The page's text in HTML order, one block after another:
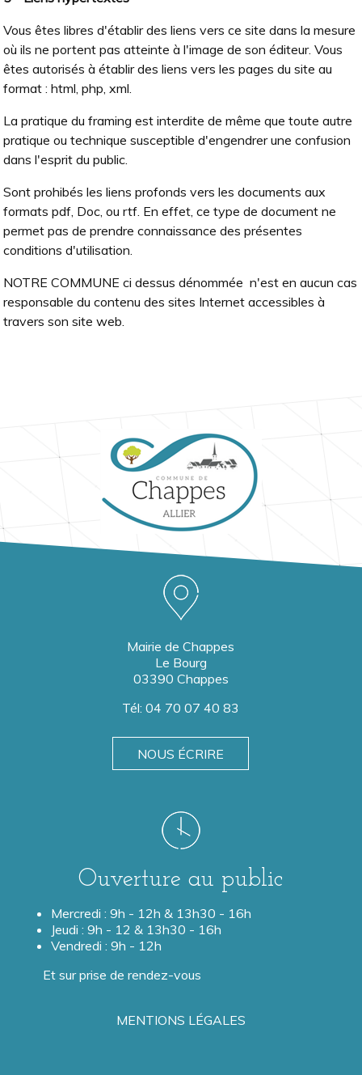
Vous êtes libres d'établir des liens vers ce site dans la mesure
où ils ne portent pas atteinte à l'image de son éditeur. Vous
êtes autorisés à établir des liens vers les pages du site au
format : html, php, xml.
La pratique du framing est interdite de même que toute autre
pratique ou technique susceptible d'engendrer une confusion
dans l'esprit du public.
Sont prohibés les liens profonds vers les documents aux
formats pdf, Doc, ou rtf. En effet, ce type de document ne
permet pas de prendre connaissance des présentes
conditions d'utilisation.
NOTRE COMMUNE ci dessus dénommée n'est en aucun cas
responsable du contenu des sites Internet accessibles à
travers son site web.
Mairie de Chappes
Le Bourg
03390 Chappes
Tél:04 70 07 40 83
NOUS ÉCRIRE
Ouverture au public
Mercredi : 9h - 12h & 13h30 - 16h
Jeudi : 9h - 12 & 13h30 - 16h
Vendredi : 9h - 12h
Et sur prise de rendez-vous
MENTIONS LÉGALES